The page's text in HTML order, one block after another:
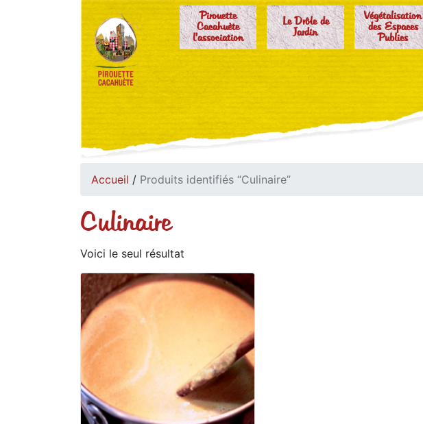
Pirouette
Cacahuète
l'association
Le Drôle de
Jardin
Végétalisation
des Espaces
Publics
Accueil / Produits identifiés “Culinaire”
Culinaire
Voici le seul résultat